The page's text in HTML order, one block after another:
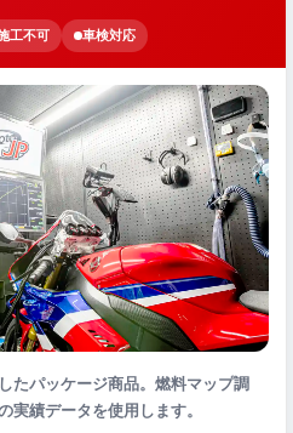
工不可 車検対応
たパッケージ商品。燃料マップ調
実績データを使用します。